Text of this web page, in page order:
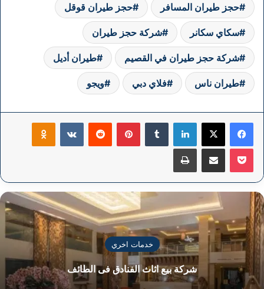
حجز طيران المسافر حجز طيران قوقل
سكاي سكانر شركة حجز طيران
شركة حجز طيران في القصيم طيران أديل
طيران ناس فلاي دبي ويجو
فيسبوك ‫X لينكدإن بينتيريست
‫Pocket مشاركة عبر البريد طباعة
خدمات اخري
شركة بيع اثاث الفنادق فى الطائف